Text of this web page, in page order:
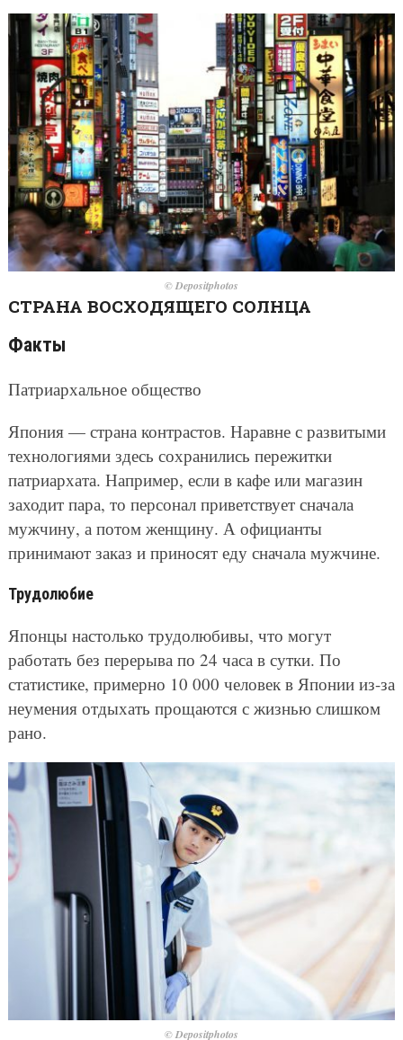
© Depositphotos
СТРАНА ВОСХОДЯЩЕГО СОЛНЦА
Факты
Патриархальное общество
Япония — страна контрастов. Наравне с развитыми
технологиями здесь сохранились пережитки
патриархата. Например, если в кафе или магазин
заходит пара, то персонал приветствует сначала
мужчину, а потом женщину. А официанты
принимают заказ и приносят еду сначала мужчине.
Трудолюбие
Японцы настолько трудолюбивы, что могут
работать без перерыва по 24 часа в сутки. По
статистике, примерно 10 000 человек в Японии из-за
неумения отдыхать прощаются с жизнью слишком
рано.
© Depositphotos